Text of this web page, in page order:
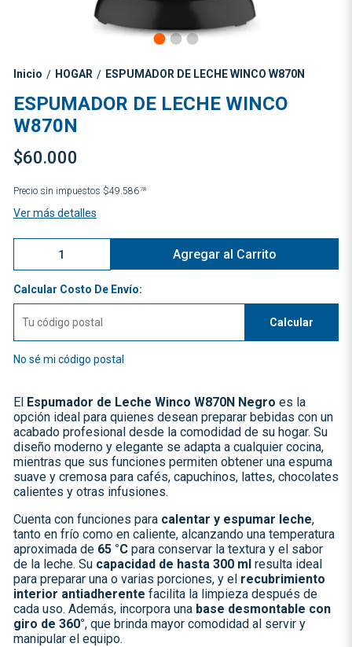
Inicio / HOGAR / ESPUMADOR DE LECHE WINCO W870N
ESPUMADOR DE LECHE WINCO
W870N
$60.000
Precio sin impuestos $49.58678
Ver más detalles
Agregar al Carrito
Calcular Costo De Envío:
Calcular
No sé mi código postal
El Espumador de Leche Winco W870N Negro es la
opción ideal para quienes desean preparar bebidas con un
acabado profesional desde la comodidad de su hogar. Su
diseño moderno y elegante se adapta a cualquier cocina,
mientras que sus funciones permiten obtener una espuma
suave y cremosa para cafés, capuchinos, lattes, chocolates
calientes y otras infusiones.
Cuenta con funciones para calentar y espumar leche,
tanto en frío como en caliente, alcanzando una temperatura
aproximada de 65 °Cpara conservar la textura y el sabor
de la leche. Su capacidad de hasta 300 mlresulta ideal
para preparar una o varias porciones, y el recubrimiento
interior antiadherente facilita la limpieza después de
cada uso. Además, incorpora una base desmontable con
giro de 360°, que brinda mayor comodidad al servir y
manipular el equipo.